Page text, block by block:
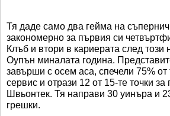
Тя даде само два гейма на
закономерно за първия си
Клъб и втори в кариерата след този
Оупън миналата година.
завърши с осем аса, спечели 75% от
сервис и отрази 12 от 15-те точки
Швьонтек. Тя направи 30 уинъра и
грешки.